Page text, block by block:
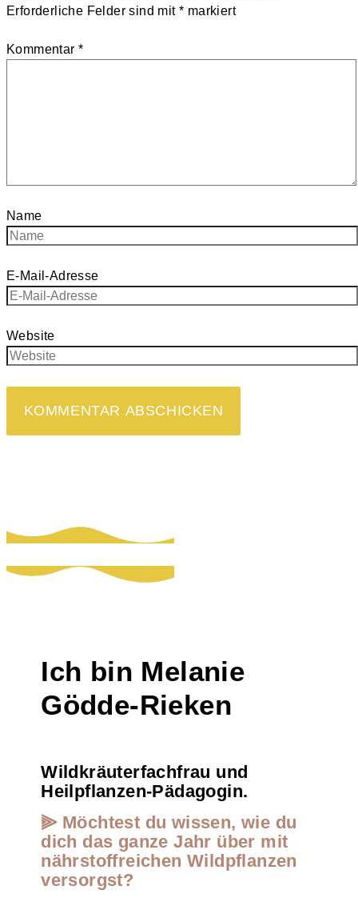
Erforderliche Felder sind mit * markiert
Kommentar*
Name
E-Mail-Adresse
Website
Ich bin Melanie
Gödde-Rieken
Wildkräuterfachfrau und
Heilpflanzen-Pädagogin.
⫸ Möchtest du wissen, wie du
dich das ganze Jahr über mit
nährstoffreichen Wildpflanzen
versorgst?